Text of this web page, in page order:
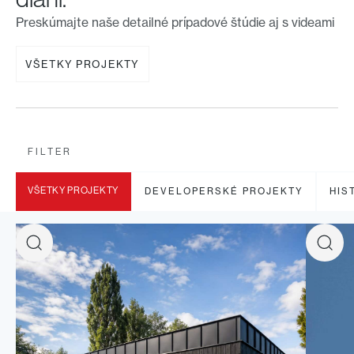
Preskúmajte naše detailné prípadové štúdie aj s videami
VŠETKY PROJEKTY
FILTER
VŠETKY PROJEKTY DEVELOPERSKÉ PROJEKTY